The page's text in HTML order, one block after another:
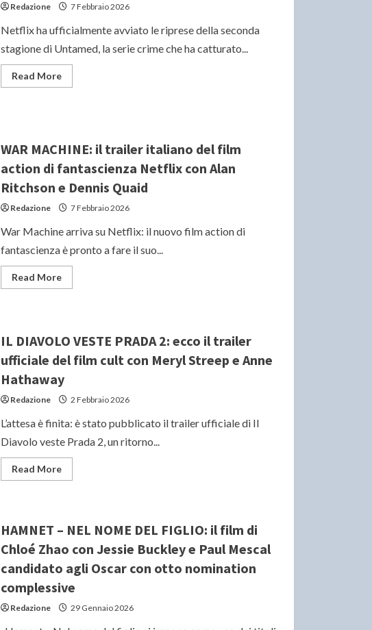
Redazione 7 Febbraio 2026
Netflix ha ufficialmente avviato le riprese della seconda
stagione di Untamed, la serie crime che ha catturato...
Read MoreRead
more
riprese
della
seconda
stagione
con
Bana
WAR MACHINE: il trailer italiano del film
action di fantascienza Netflix con Alan
Ritchson e Dennis Quaid
Redazione 7 Febbraio 2026
War Machine arriva su Netflix: il nuovo film action di
fantascienza è pronto a fare il suo...
Read MoreRead
more
italiano
del
film
di
Netflix
Alan
Ritchson
e
Dennis
Quaid
IL DIAVOLO VESTE PRADA 2: ecco il trailer
ufficiale del film cult con Meryl Streep e Anne
Hathaway
Redazione 2 Febbraio 2026
L’attesa è finita: è stato pubblicato il trailer ufficiale di Il
Diavolo veste Prada 2, un ritorno...
Read MoreRead
more
PRADA
2:
ecco
il
trailer
ufficiale
del
film
cult
con
HAMNET – NEL NOME DEL FIGLIO: il film di
Chloé Zhao con Jessie Buckley e Paul Mescal
candidato agli Oscar con otto nomination
complessive
Redazione 29 Gennaio 2026